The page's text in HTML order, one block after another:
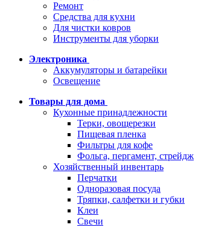
Ремонт
Средства для кухни
Для чистки ковров
Инструменты для уборки
Электроника
Аккумуляторы и батарейки
Освещение
Товары для дома
Кухонные принадлежности
Терки, овощерезки
Пищевая пленка
Фильтры для кофе
Фольга, пергамент, стрейдж
Хозяйственный инвентарь
Перчатки
Одноразовая посуда
Тряпки, салфетки и губки
Клеи
Свечи